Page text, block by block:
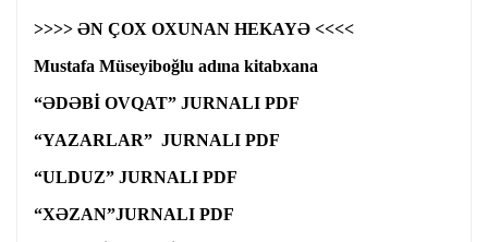
>>>> ƏN ÇOX OXUNAN HEKAYƏ <<<<
Mustafa Müseyiboğlu adına kitabxana
“ƏDƏBİ OVQAT” JURNALI PDF
“YAZARLAR” JURNALI PDF
“ULDUZ” JURNALI PDF
“XƏZAN”JURNALI PDF